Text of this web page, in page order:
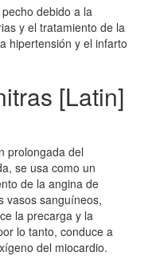
debido a la
y el tratamiento de la
hipertensión y el infarto
[Latin]
prolongada del
se usa como un
de la angina de
vasos sanguíneos,
la precarga y la
lo tanto, conduce a
del miocardio.